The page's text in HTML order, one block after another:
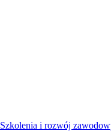
Szkolenia i rozwój